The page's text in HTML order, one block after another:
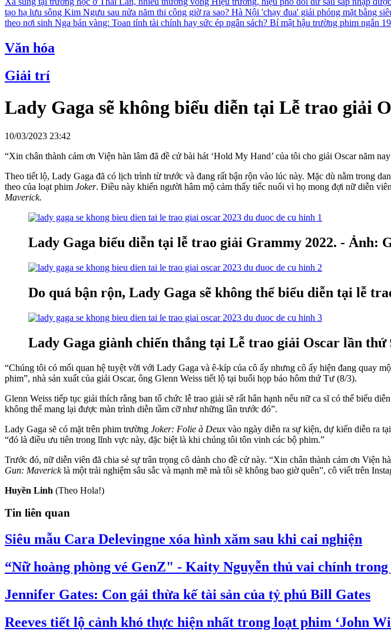
tạo hạ lưu sông Kim Ngưu sau nửa năm thi công giờ ra sao? Hà Nội 'chạy đua' giải phóng mặt bằng
theo nơi sinh Nga bán vàng: Toan tính tài chính hay sức ép ngân sách? Bí mật hậu trường phim ngắn
Văn hóa
Giải trí
Lady Gaga sẽ không biểu diễn tại Lễ trao giải
10/03/2023 23:42
“Xin chân thành cảm ơn Viện hàn lâm đã đề cử bài hát ‘Hold My Hand’ của tôi cho giải Oscar năm
Theo tiết lộ, Lady Gaga đã có lịch trình từ trước và đang rất bận rộn vào lúc này. Mặc dù nằm trong
theo của loạt phim Joker. Điều này khiến người hâm mộ cảm thấy tiếc nuối vì họ mong đợi nữ diễn
Maverick.
Lady Gaga biểu diễn tại lễ trao giải Grammy 2022. - Ảnh:
Do quá bận rộn, Lady Gaga sẽ không thể biểu diễn tại lễ
Lady Gaga giành chiến thắng tại Lễ trao giải Oscar lần
“Chúng tôi có mối quan hệ tuyệt vời với Lady Gaga và ê-kíp của cô ấy nhưng cô ấy hiện đang quay
phim”, nhà sản xuất của giải Oscar, ông Glenn Weiss tiết lộ tại buổi họp báo hôm thứ Tư (8/3).
Glenn Weiss tiếp tục giải thích rằng ban tổ chức lễ trao giải sẽ rất hân hạnh nếu nữ ca sĩ có thể biểu
không thể mang lại được màn trình diễn tầm cỡ như những lần trước đó”.
Lady Gaga sẽ có mặt trên phim trường Joker: Folie à Deux vào ngày diễn ra sự kiện, dự kiến diễn ra
“đó là điều ưu tiên trong lĩnh vực này, đặc biệt là khi chúng tôi tôn vinh các bộ phim.”
Trước đó, nữ diễn viên đã chia sẻ sự trân trọng cô dành cho đề cử này. “Xin chân thành cảm ơn Viện
Gun: Mavericklà một trải nghiệm sâu sắc và mạnh mẽ mà tôi sẽ không bao giờ quên”, cô viết trên
Huyền Linh (Theo Hola!)
Tin liên quan
Siêu mẫu Cara Delevingne xóa hình xăm sau khi cai nghiện
“Nữ hoàng phòng vé GenZ" - Kaity Nguyễn thủ vai chính
Jennifer Gates: Con gái thừa kế tài sản của tỷ phú Bill Gates
Reeves tiết lộ cảnh khó thực hiện nhất trong loạt phim ‘John